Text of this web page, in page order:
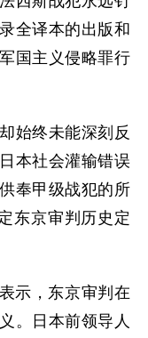
全译本的出版和
国主义侵略罪行
始终未能深刻反
本社会灌输错误
奉甲级战犯的所
东京审判历史定
示，东京审判在
。日本前领导人